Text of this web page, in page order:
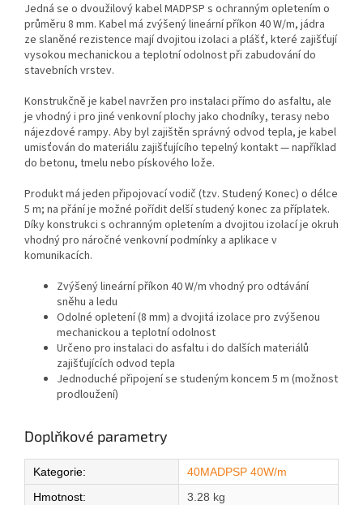
Jedná se o dvoužilový kabel MADPSP s ochranným opletením o
průměru 8 mm. Kabel má zvýšený lineární příkon 40 W/m, jádra
ze slaněné rezistence mají dvojitou izolaci a plášť, které zajišťují
vysokou mechanickou a teplotní odolnost při zabudování do
stavebních vrstev.
Konstrukčně je kabel navržen pro instalaci přímo do asfaltu, ale
je vhodný i pro jiné venkovní plochy jako chodníky, terasy nebo
nájezdové rampy. Aby byl zajištěn správný odvod tepla, je kabel
umisťován do materiálu zajišťujícího tepelný kontakt — například
do betonu, tmelu nebo pískového lože.
Produkt má jeden připojovací vodič (tzv. Studený Konec) o délce
5 m; na přání je možné pořídit delší studený konec za příplatek.
Díky konstrukci s ochranným opletením a dvojitou izolací je okruh
vhodný pro náročné venkovní podmínky a aplikace v
komunikacích.
Zvýšený lineární příkon 40 W/m vhodný pro odtávání
sněhu a ledu
Odolné opletení (8 mm) a dvojitá izolace pro zvýšenou
mechanickou a teplotní odolnost
Určeno pro instalaci do asfaltu i do dalších materiálů
zajišťujících odvod tepla
Jednoduché připojení se studeným koncem 5 m (možnost
prodloužení)
Doplňkové parametry
Kategorie:
40MADPSP 40W/m
Hmotnost:
3.28 kg